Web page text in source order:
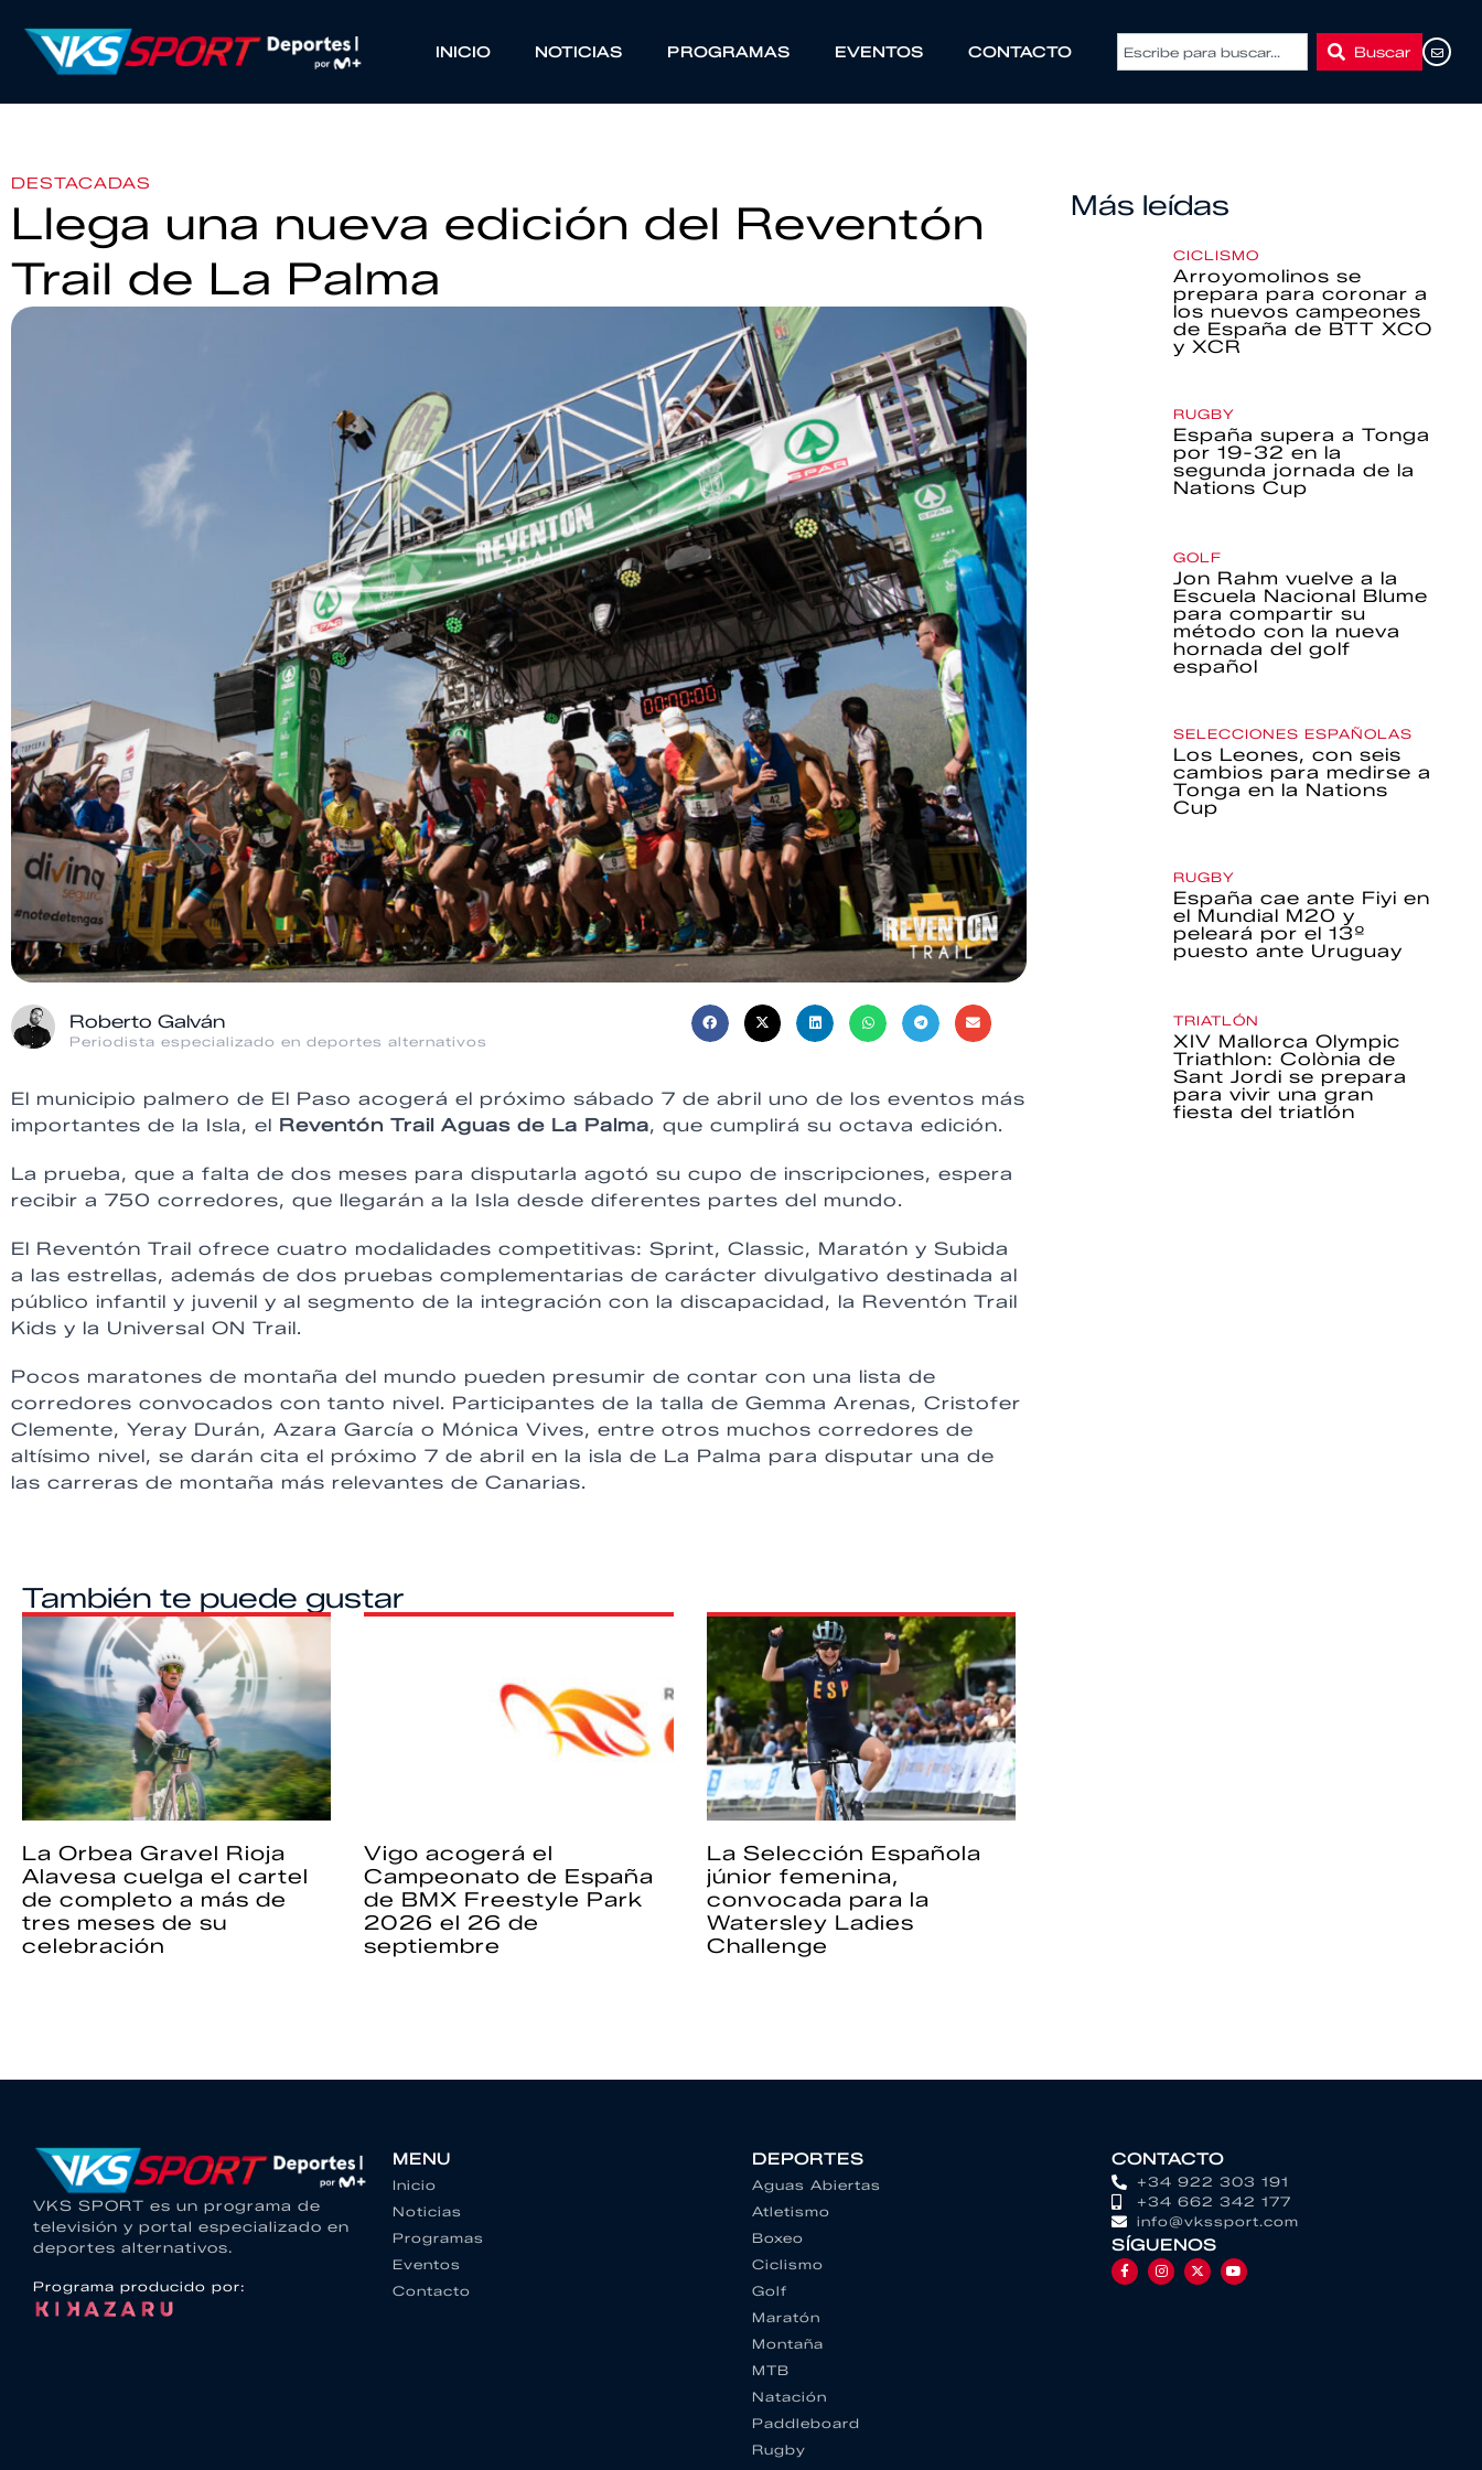
INICIO NOTICIAS PROGRAMAS EVENTOS CONTACTO Buscar
DESTACADAS
Llega una nueva edición del Reventón
Trail de La Palma
Roberto Galván
Periodista especializado en deportes alternativos
El municipio palmero de El Paso acogerá el próximo sábado 7 de abril uno de los eventos más
importantes de la Isla, el Reventón Trail Aguas de La Palma, que cumplirá su octava edición.
La prueba, que a falta de dos meses para disputarla agotó su cupo de inscripciones, espera
recibir a 750 corredores, que llegarán a la Isla desde diferentes partes del mundo.
El Reventón Trail ofrece cuatro modalidades competitivas: Sprint, Classic, Maratón y Subida
a las estrellas, además de dos pruebas complementarias de carácter divulgativo destinada al
público infantil y juvenil y al segmento de la integración con la discapacidad, la Reventón Trail
Kids y la Universal ON Trail.
Pocos maratones de montaña del mundo pueden presumir de contar con una lista de
corredores convocados con tanto nivel. Participantes de la talla de Gemma Arenas, Cristofer
Clemente, Yeray Durán, Azara García o Mónica Vives, entre otros muchos corredores de
altísimo nivel, se darán cita el próximo 7 de abril en la isla de La Palma para disputar una de
las carreras de montaña más relevantes de Canarias.
También te puede gustar
La Orbea Gravel Rioja
Alavesa cuelga el cartel
de completo a más de
tres meses de su
celebración
Vigo acogerá el
Campeonato de España
de BMX Freestyle Park
2026 el 26 de
septiembre
La Selección Española
júnior femenina,
convocada para la
Watersley Ladies
Challenge
Más leídas
CICLISMO
Arroyomolinos se
prepara para coronar a
los nuevos campeones
de España de BTT XCO
y XCR
RUGBY
España supera a Tonga
por 19-32 en la
segunda jornada de la
Nations Cup
GOLF
Jon Rahm vuelve a la
Escuela Nacional Blume
para compartir su
método con la nueva
hornada del golf
español
SELECCIONES ESPAÑOLAS
Los Leones, con seis
cambios para medirse a
Tonga en la Nations
Cup
RUGBY
España cae ante Fiyi en
el Mundial M20 y
peleará por el 13º
puesto ante Uruguay
TRIATLÓN
XIV Mallorca Olympic
Triathlon: Colònia de
Sant Jordi se prepara
para vivir una gran
fiesta del triatlón
VKS SPORT es un programa de
televisión y portal especializado en
deportes alternativos.
Programa producido por:
MENU
Inicio
Noticias
Programas
Eventos
Contacto
DEPORTES
Aguas Abiertas
Atletismo
Boxeo
Ciclismo
Golf
Maratón
Montaña
MTB
Natación
Paddleboard
Rugby
CONTACTO
+34 922 303 191
+34 662 342 177
info@vkssport.com
SÍGUENOS